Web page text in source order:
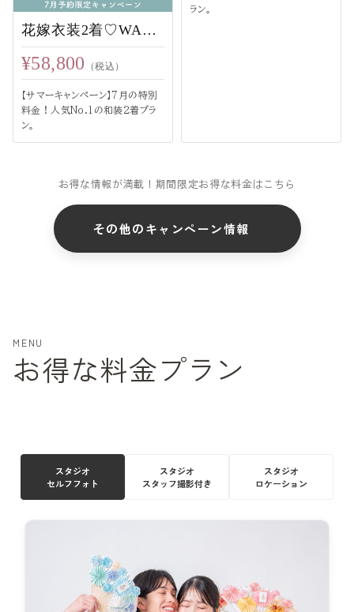
花嫁衣装2着♡WASOU Premium Plus
¥58,800 （税込）
【サマーキャンペーン】7月の特別
料金！人気No.1の和装2着プラ
ン。
ラン。
お得な情報が満載！期間限定お得な料金はこちら
その他のキャンペーン情報
MENU
お得な料金プラン
スタジオ
セルフフォト
スタジオ
スタッフ撮影付き
スタジオ
ロケーション